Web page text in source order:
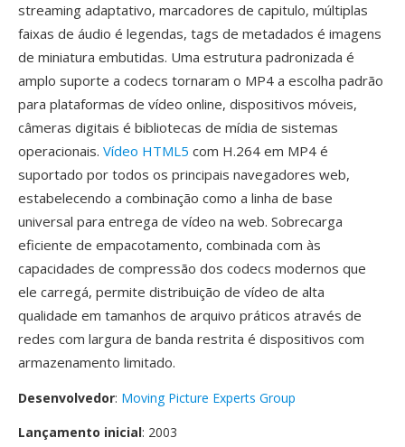
streaming adaptativo, marcadores de capitulo, múltiplas
faixas de áudio é legendas, tags de metadados é imagens
de miniatura embutidas. Uma estrutura padronizada é
amplo suporte a codecs tornaram o MP4 a escolha padrão
para plataformas de vídeo online, dispositivos móveis,
câmeras digitais é bibliotecas de mídia de sistemas
operacionais. Vídeo HTML5 com H.264 em MP4 é
suportado por todos os principais navegadores web,
estabelecendo a combinação como a linha de base
universal para entrega de vídeo na web. Sobrecarga
eficiente de empacotamento, combinada com às
capacidades de compressão dos codecs modernos que
ele carregá, permite distribuição de vídeo de alta
qualidade em tamanhos de arquivo práticos através de
redes com largura de banda restrita é dispositivos com
armazenamento limitado.
Desenvolvedor: Moving Picture Experts Group
Lançamento inicial: 2003